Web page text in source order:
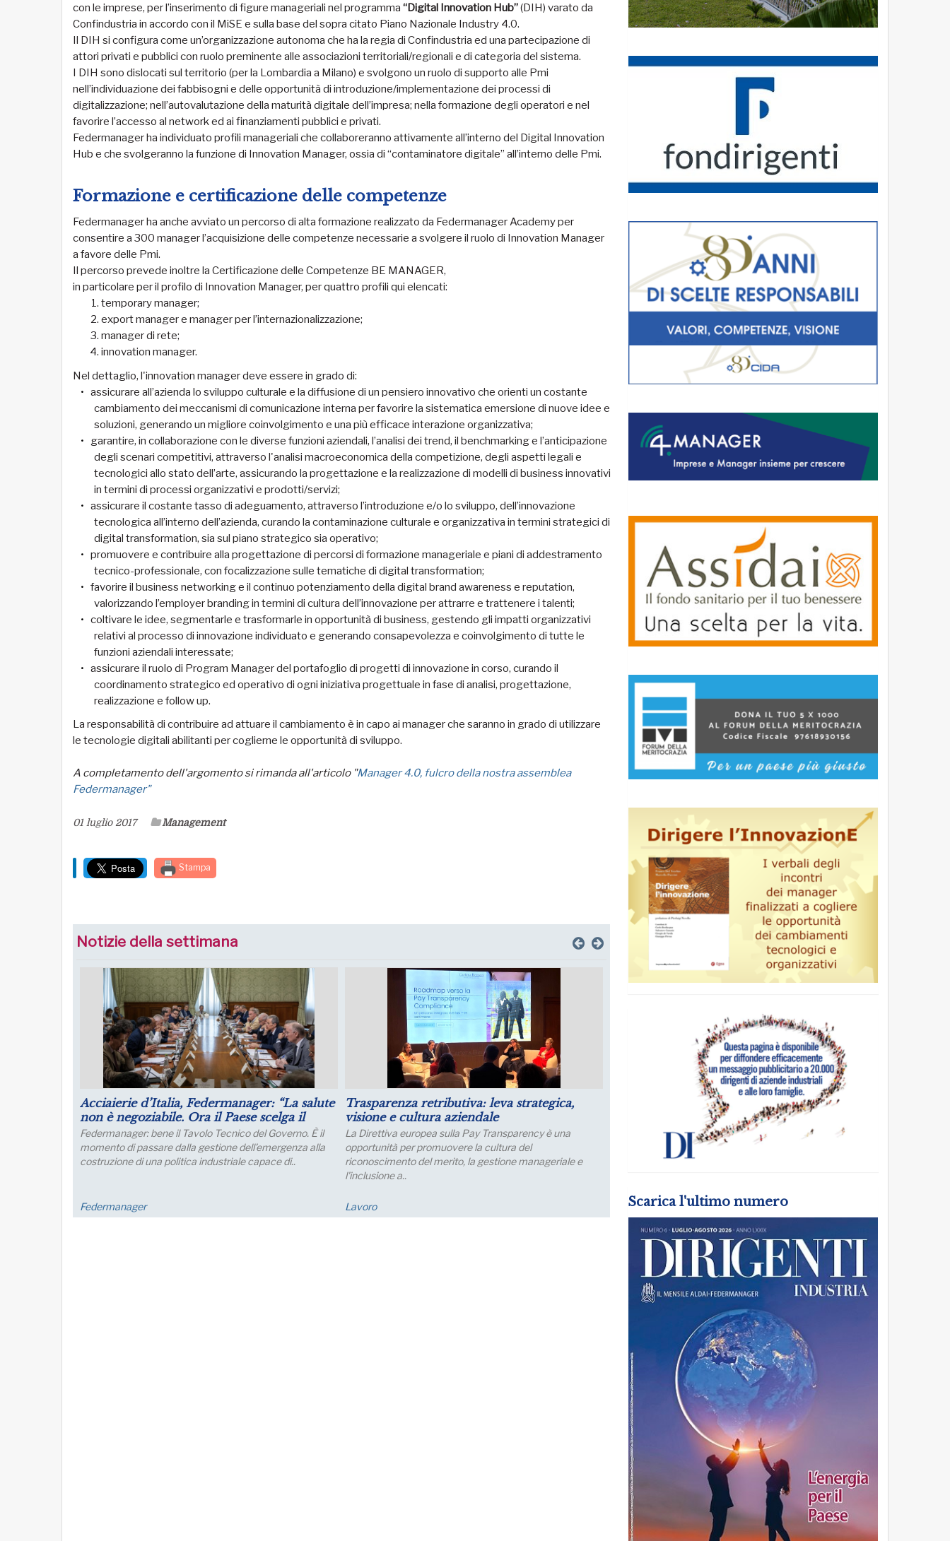
con le imprese, per l’inserimento di figure manageriali nel programma “Digital Innovation Hub”(DIH) varato da
Confindustria in accordo con il MiSE e sulla base del sopra citato Piano Nazionale Industry 4.0.
Il DIH si configura come un’organizzazione autonoma che ha la regia di Confindustria ed una partecipazione di
attori privati e pubblici con ruolo preminente alle associazioni territoriali/regionali e di categoria del sistema.
I DIH sono dislocati sul territorio (per la Lombardia a Milano) e svolgono un ruolo di supporto alle Pmi
nell’individuazione dei fabbisogni e delle opportunità di introduzione/implementazione dei processi di
digitalizzazione; nell’autovalutazione della maturità digitale dell’impresa; nella formazione degli operatori e nel
favorire l’accesso al network ed ai finanziamenti pubblici e privati.
Federmanager ha individuato profili manageriali che collaboreranno attivamente all’interno del Digital Innovation
Hub e che svolgeranno la funzione di Innovation Manager, ossia di “contaminatore digitale” all’interno delle Pmi.
Formazione e certificazione delle competenze
Federmanager ha anche avviato un percorso di alta formazione realizzato da Federmanager Academy per
consentire a 300 manager l’acquisizione delle competenze necessarie a svolgere il ruolo di Innovation Manager
a favore delle Pmi.
Il percorso prevede inoltre la Certificazione delle Competenze BE MANAGER,
in particolare per il profilo di Innovation Manager, per quattro profili qui elencati:
temporary manager;
export manager e manager per l’internazionalizzazione;
manager di rete;
innovation manager.
Nel dettaglio, l'innovation manager deve essere in grado di:
assicurare all’azienda lo sviluppo culturale e la diffusione di un pensiero innovativo che orienti un costante
cambiamento dei meccanismi di comunicazione interna per favorire la sistematica emersione di nuove idee e
soluzioni, generando un migliore coinvolgimento e una più efficace interazione organizzativa;
garantire, in collaborazione con le diverse funzioni aziendali, l’analisi dei trend, il benchmarking e l’anticipazione
degli scenari competitivi, attraverso l'analisi macroeconomica della competizione, degli aspetti legali e
tecnologici allo stato dell’arte, assicurando la progettazione e la realizzazione di modelli di business innovativi
in termini di processi organizzativi e prodotti/servizi;
assicurare il costante tasso di adeguamento, attraverso l’introduzione e/o lo sviluppo, dell’innovazione
tecnologica all’interno dell’azienda, curando la contaminazione culturale e organizzativa in termini strategici di
digital transformation, sia sul piano strategico sia operativo;
promuovere e contribuire alla progettazione di percorsi di formazione manageriale e piani di addestramento
tecnico-professionale, con focalizzazione sulle tematiche di digital transformation;
favorire il business networking e il continuo potenziamento della digital brand awareness e reputation,
valorizzando l’employer branding in termini di cultura dell’innovazione per attrarre e trattenere i talenti;
coltivare le idee, segmentarle e trasformarle in opportunità di business, gestendo gli impatti organizzativi
relativi al processo di innovazione individuato e generando consapevolezza e coinvolgimento di tutte le
funzioni aziendali interessate;
assicurare il ruolo di Program Manager del portafoglio di progetti di innovazione in corso, curando il
coordinamento strategico ed operativo di ogni iniziativa progettuale in fase di analisi, progettazione,
realizzazione e follow up.
La responsabilità di contribuire ad attuare il cambiamento è in capo ai manager che saranno in grado di utilizzare
le tecnologie digitali abilitanti per coglierne le opportunità di sviluppo.
A completamento dell'argomento si rimanda all'articolo "Manager 4.0, fulcro della nostra assemblea
Federmanager"
01 luglio 2017 Management
Stampa
Notizie della settimana
Puntare su infrastrutture e manager per il
futuro dell’industria del nord Italia
Lo sviluppo di quest’area è fondamentale per un
collegamento con l’Europa
FM Trieste
Luglio: migliorano le aspettative sulla
produzione
Le aspettative delle grandi imprese industriali migliorano
a luglio, con un aumento della quota di imprese che
prevede una crescita della produzione; nei..
Economia Scarica l'ultimo numero